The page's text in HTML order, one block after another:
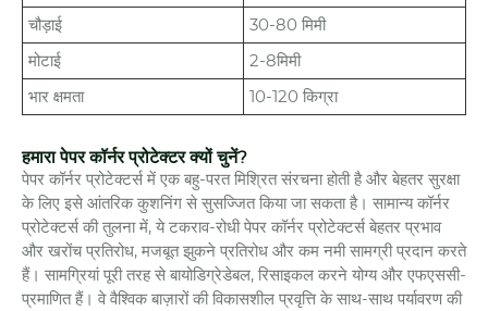
चौड़ाई
30-80 मिमी
मोटाई
2-8मिमी
भार क्षमता
10-120 किग्रा
हमारा पेपर कॉर्नर प्रोटेक्टर क्यों चुनें?
पेपर कॉर्नर प्रोटेक्टर्स में एक बहु-परत मिश्रित संरचना होती है और बेहतर सुरक्षा
के लिए इसे आंतरिक कुशनिंग से सुसज्जित किया जा सकता है। सामान्य कॉर्नर
प्रोटेक्टर्स की तुलना में, ये टकराव-रोधी पेपर कॉर्नर प्रोटेक्टर्स बेहतर प्रभाव
और खरोंच प्रतिरोध, मजबूत झुकने प्रतिरोध और कम नमी सामग्री प्रदान करते
हैं। सामग्रियां पूरी तरह से बायोडिग्रेडेबल, रिसाइकल करने योग्य और एफएससी-
प्रमाणित हैं। वे वैश्विक बाज़ारों की विकासशील प्रवृत्ति के साथ-साथ पर्यावरण की